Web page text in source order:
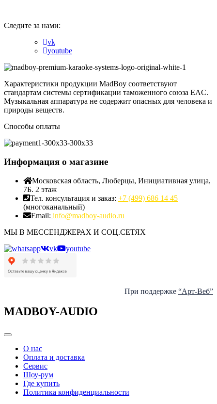
Следите за нами:
vk
youtube
Характеристики продукции MadBoy соответствуют
стандартам системы сертификации таможенного союза EAC.
Музыкальная аппаратура не содержит опасных для человека и
природы веществ.
Способы оплаты
Информация о магазине
Московская область, Люберцы, Инициативная улица,
7Б. 2 этаж
Тел. консультация и заказ: +7 (499) 686 14 45
(многоканальный)
Email: info@madboy-audio.ru
МЫ В МЕССЕНДЖЕРАХ И СОЦ.СЕТЯХ
vk
youtube
При поддержке “Арт-Веб”
MADBOY-AUDIO
Categories
О нас
Оплата и доставка
Сервис
Шоу-рум
Где купить
Политика конфиденциальности